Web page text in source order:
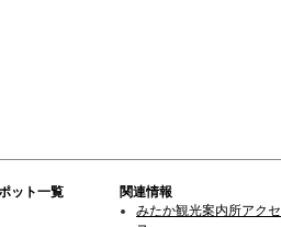
ット一覧 関連情報
みたか観光案内所アクセ